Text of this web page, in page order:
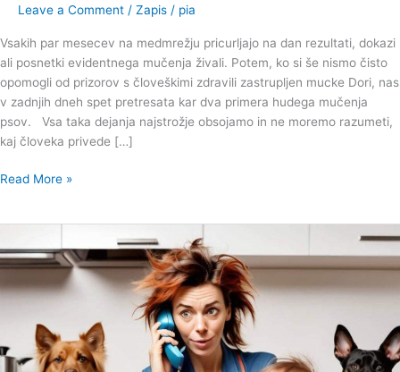
Leave a Comment / Zapis / pia
Vsakih par mesecev na medmrežju pricurljajo na dan rezultati, dokazi
ali posnetki evidentnega mučenja živali. Potem, ko si še nismo čisto
opomogli od prizorov s človeškimi zdravili zastrupljen mucke Dori, nas
v zadnjih dneh spet pretresata kar dva primera hudega mučenja
psov. Vsa taka dejanja najstrožje obsojamo in ne moremo razumeti,
kaj človeka privede […]
Read More »
nismo
zaposleni!